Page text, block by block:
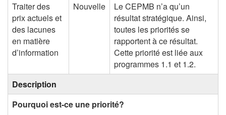
Traiter des
prix actuels et
des lacunes
en matière
d’information
Nouvelle
Le CEPMB n’a qu’un
résultat stratégique. Ainsi,
toutes les priorités se
rapportent à ce résultat.
Cette priorité est liée aux
programmes 1.1 et 1.2.
Description
Pourquoi est-ce une priorité?